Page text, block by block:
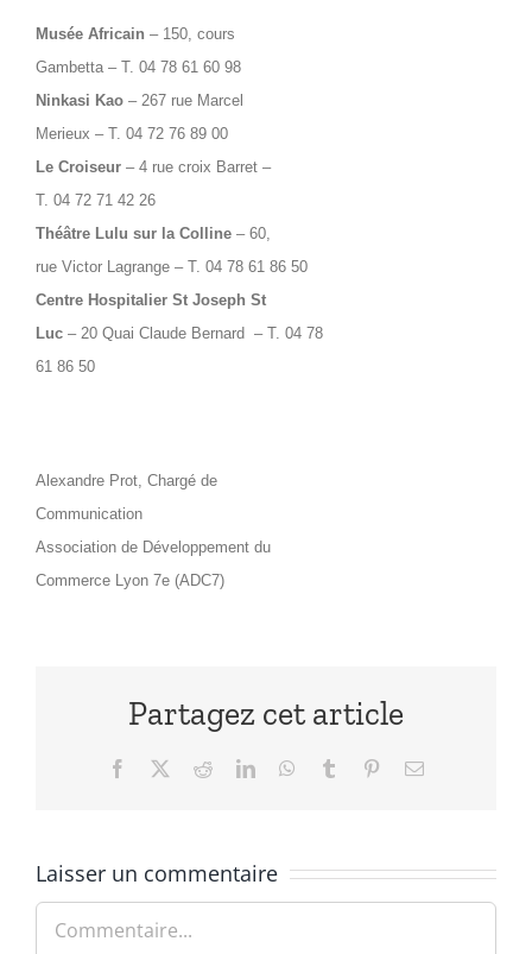
Musée Africain – 150, cours
Gambetta – T. 04 78 61 60 98
Ninkasi Kao – 267 rue Marcel
Merieux – T. 04 72 76 89 00
Le Croiseur – 4 rue croix Barret –
T. 04 72 71 42 26
Théâtre Lulu sur la Colline – 60,
rue Victor Lagrange – T. 04 78 61 86 50
Centre Hospitalier St Joseph St
Luc – 20 Quai Claude Bernard – T. 04 78
61 86 50
Alexandre Prot, Chargé de
Communication
Association de Développement du
Commerce Lyon 7e (ADC7)
Partagez cet article
Facebook RedditLinkedInWhatsApp
Tumblr PinterestEmail
Laisser un commentaire
Commentaire